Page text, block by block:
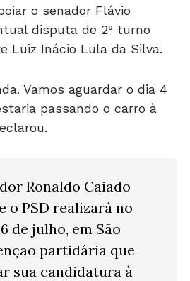
o senador Flávio
disputa de 2º turno
Luiz Inácio Lula da Silva.
Vamos aguardar o dia 4
passando o carro à
Ronaldo Caiado
o PSD realizará no
de julho, em São
partidária que
sua candidatura à